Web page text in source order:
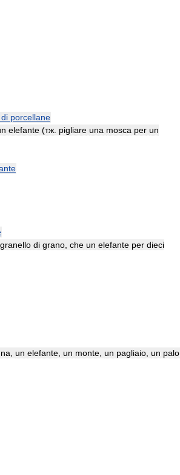
di porcellane
elefante (тж pigliare una mosca per un
granello di grano che un elefante per dieci
un elefante un monte un pagliaio un palo